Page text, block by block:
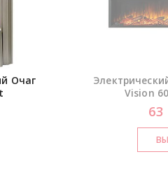
Очаг
Vision
63